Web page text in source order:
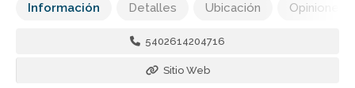
Información Detalles Ubicación Opiniones
5402614204716
Sitio Web